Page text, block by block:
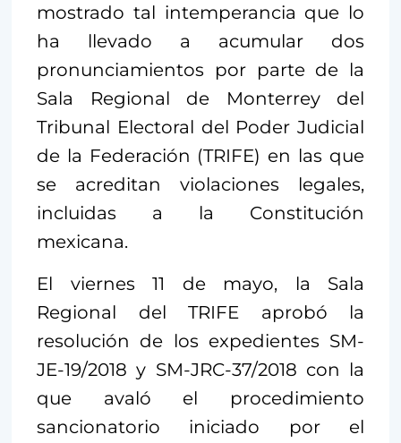
mostrado tal intemperancia que lo
ha llevado a acumular dos
pronunciamientos por parte de la
Sala Regional de Monterrey del
Tribunal Electoral del Poder Judicial
de la Federación (TRIFE) en las que
se acreditan violaciones legales,
incluidas a la Constitución
mexicana.
El viernes 11 de mayo, la Sala
Regional del TRIFE aprobó la
resolución de los expedientes SM-
JE-19/2018 y SM-JRC-37/2018 con la
que avaló el procedimiento
sancionatorio iniciado por el